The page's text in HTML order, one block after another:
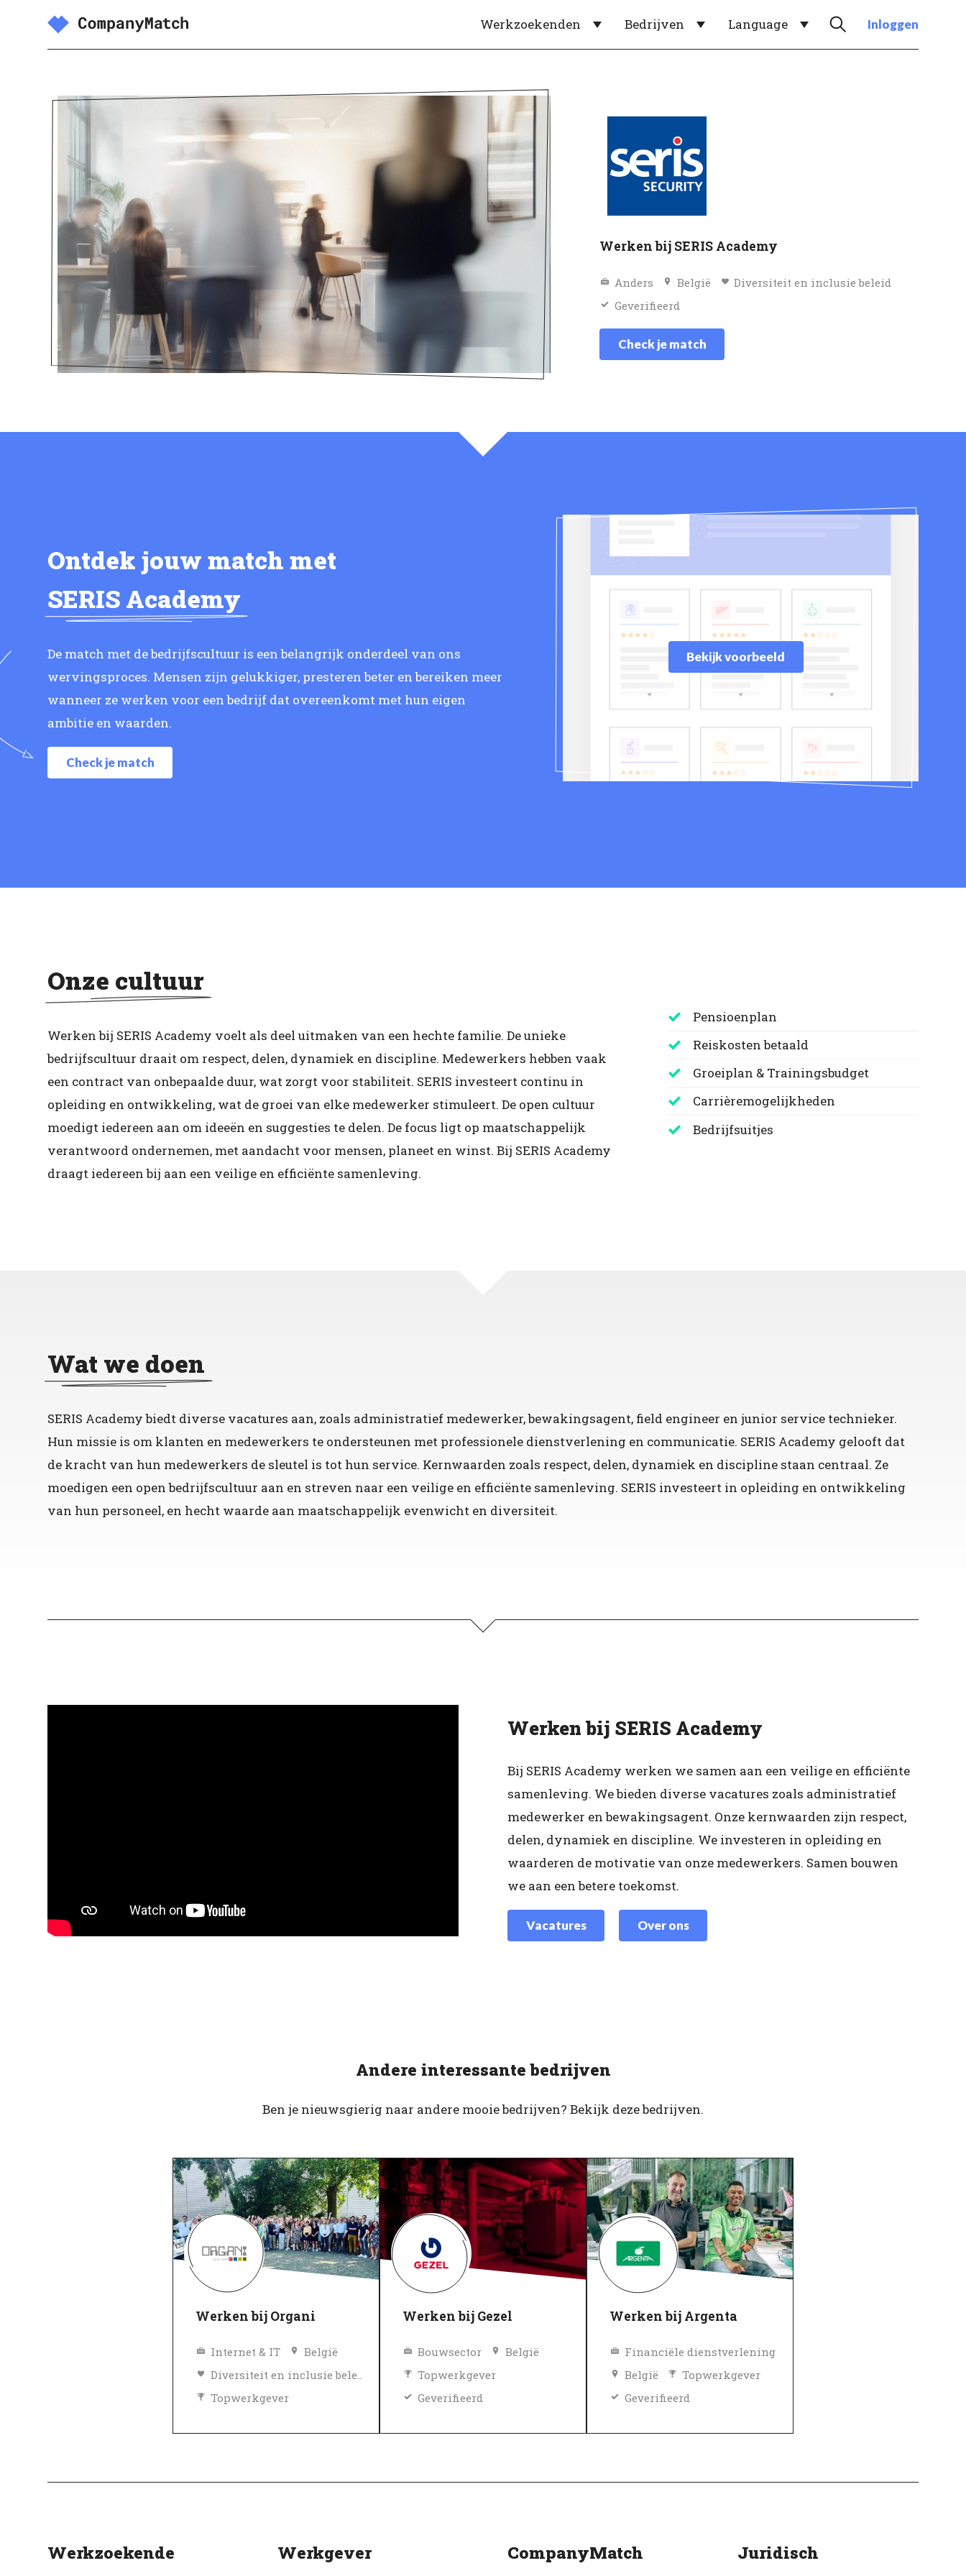
Werkzoekenden Bedrijven Language Inloggen
Werken bij SERIS Academy
Anders België
Diversiteit en inclusie beleid
Geverifieerd
Check je match
Ontdek jouw match met
SERIS Academy
De match met de bedrijfscultuur is een belangrijk onderdeel van ons
wervingsproces. Mensen zijn gelukkiger, presteren beter en bereiken meer
wanneer ze werken voor een bedrijf dat overeenkomt met hun eigen
ambitie en waarden.
Check je match
Bekijk voorbeeld
Onze cultuur
Werken bij SERIS Academy voelt als deel uitmaken van een hechte familie. De unieke
bedrijfscultuur draait om respect, delen, dynamiek en discipline. Medewerkers hebben vaak
een contract van onbepaalde duur, wat zorgt voor stabiliteit. SERIS investeert continu in
opleiding en ontwikkeling, wat de groei van elke medewerker stimuleert. De open cultuur
moedigt iedereen aan om ideeën en suggesties te delen. De focus ligt op maatschappelijk
verantwoord ondernemen, met aandacht voor mensen, planeet en winst. Bij SERIS Academy
draagt iedereen bij aan een veilige en efficiënte samenleving.
Pensioenplan
Reiskosten betaald
Groeiplan & Trainingsbudget
Carrièremogelijkheden
Bedrijfsuitjes
Wat we doen
SERIS Academy biedt diverse vacatures aan, zoals administratief medewerker, bewakingsagent, field engineer en junior service technieker.
Hun missie is om klanten en medewerkers te ondersteunen met professionele dienstverlening en communicatie. SERIS Academy gelooft dat
de kracht van hun medewerkers de sleutel is tot hun service. Kernwaarden zoals respect, delen, dynamiek en discipline staan centraal. Ze
moedigen een open bedrijfscultuur aan en streven naar een veilige en efficiënte samenleving. SERIS investeert in opleiding en ontwikkeling
van hun personeel, en hecht waarde aan maatschappelijk evenwicht en diversiteit.
Werken bij SERIS Academy
Bij SERIS Academy werken we samen aan een veilige en efficiënte
samenleving. We bieden diverse vacatures zoals administratief
medewerker en bewakingsagent. Onze kernwaarden zijn respect,
delen, dynamiek en discipline. We investeren in opleiding en
waarderen de motivatie van onze medewerkers. Samen bouwen
we aan een betere toekomst.
Vacatures Over ons
Andere interessante bedrijven
Ben je nieuwsgierig naar andere mooie bedrijven? Bekijk deze bedrijven.
Werken bij Organi
Internet & IT
België
Diversiteit en inclusie beleid
Topwerkgever
Werken bij Gezel
Bouwsector
België
Topwerkgever
Geverifieerd
Werken bij Argenta
Financiële dienstverlening
België
Topwerkgever
Geverifieerd
Werkzoekende Werkgever CompanyMatch Juridisch